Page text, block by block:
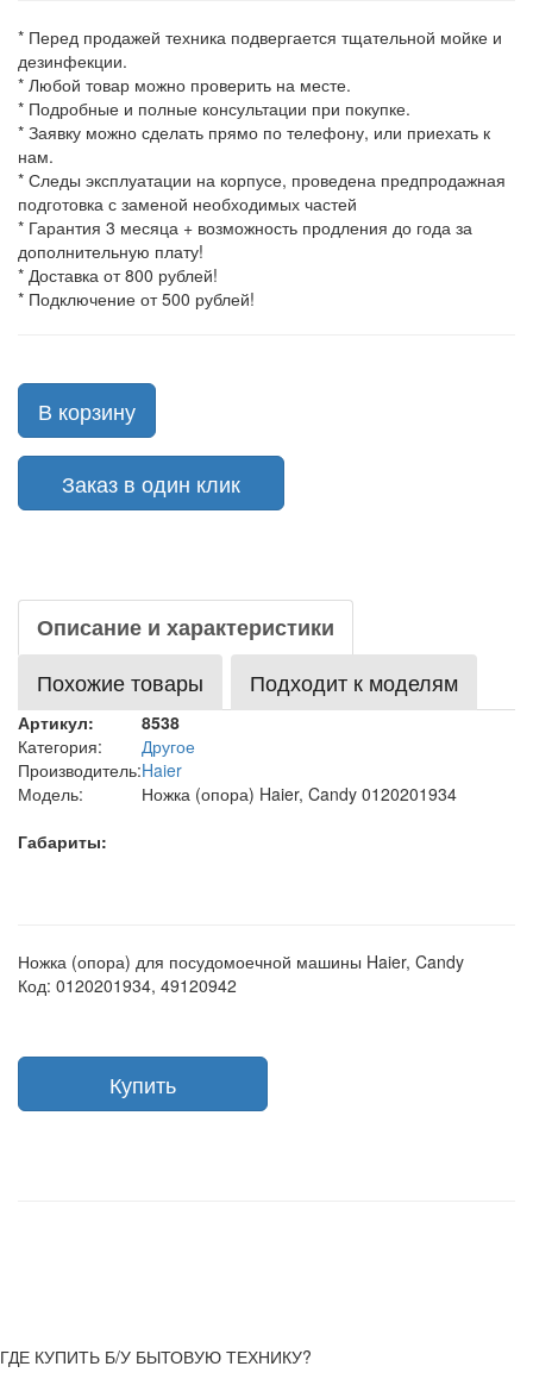
* Перед продажей техника подвергается тщательной мойке и
дезинфекции.
* Любой товар можно проверить на месте.
* Подробные и полные консультации при покупке.
* Заявку можно сделать прямо по телефону, или приехать к
нам.
* Следы эксплуатации на корпусе, проведена предпродажная
подготовка с заменой необходимых частей
* Гарантия 3 месяца + возможность продления до года за
дополнительную плату!
* Доставка от 800 рублей!
* Подключение от 500 рублей!
В корзину
Заказ в один клик
Описание и характеристики
Похожие товары
Подходит к моделям
Артикул:
8538
Категория:
Другое
Производитель:Haier
Модель:
Ножка (опора) Haier, Candy 0120201934
Габариты:
Ножка (опора) для посудомоечной машины Haier, Candy
Код: 0120201934, 49120942
ГДЕ КУПИТЬ Б/У БЫТОВУЮ ТЕХНИКУ?